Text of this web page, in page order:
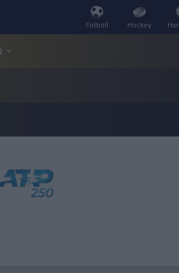
Fotboll Hockey